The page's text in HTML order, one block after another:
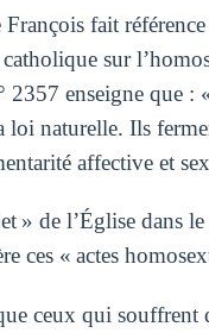
fait
sur
2357 enseigne que :
loi naturelle. Ils
affective et
» de l’Église dans
ces « actes
ceux qui souffrent